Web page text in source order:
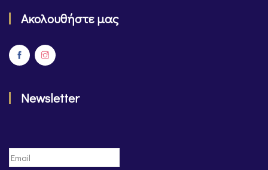
Ακολουθήστε μας
Newsletter